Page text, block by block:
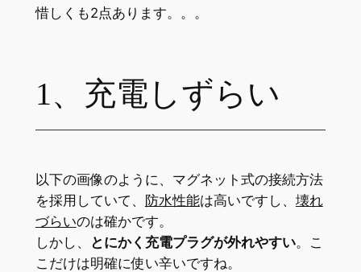
惜しくも2点あります。。。
1、充電しずらい
以下の画像のように、マグネット式の接続方法
を採用していて、 防水性能は高いですし、 壊れ
づらいのは確かです。
しかし、
とにかく充電プラグが外れやすい。こ
こだけは明確に使い辛いですね。